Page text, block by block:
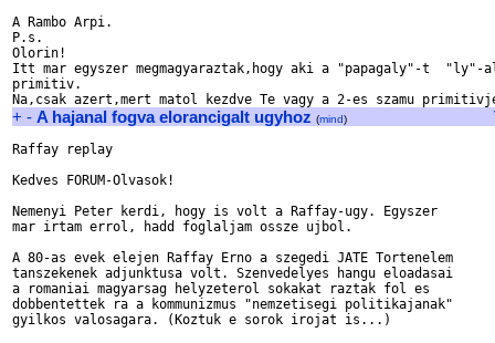
A Rambo Arpi.
P.s.
Olorin!
Itt mar egyszer megmagyaraztak,hogy aki a "papagaly"-t
primitiv.
+ - A hajanal fogva elorancigalt ugyhoz (mind)
Raffay replay
Kedves FORUM-Olvasok!
Nemenyi Peter kerdi, hogy is volt a Raffay-ugy. Egyszer
mar irtam errol, hadd foglaljam ossze ujbol.
A 80-as evek elejen Raffay Erno a szegedi JATE Tortenelem
tanszekenek adjunktusa volt. Szenvedelyes hangu eloadasai
a romaniai magyarsag helyzeterol sokakat raztak fol es
dobbentettek ra a kommunizmus "nemzetisegi politikajanak"
gyilkos valosagara. (Koztuk e sorok irojat is...)